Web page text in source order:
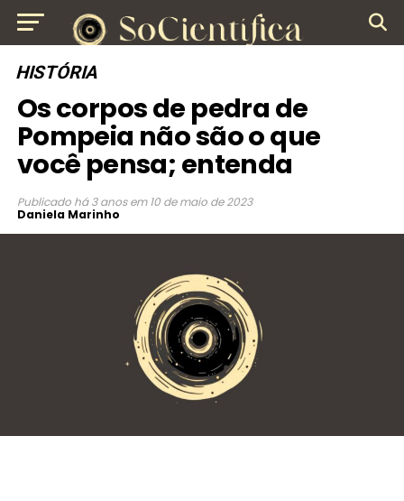
HISTÓRIA
Os corpos de pedra de
Pompeia não são o que
você pensa; entenda
Publicado há 3 anos em 10 de maio de 2023
Daniela Marinho